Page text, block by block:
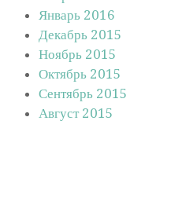
Январь 2016
Декабрь 2015
Ноябрь 2015
Октябрь 2015
Сентябрь 2015
Август 2015